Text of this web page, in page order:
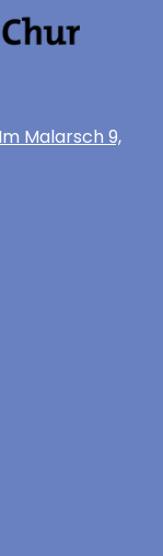
Im Malarsch 9,